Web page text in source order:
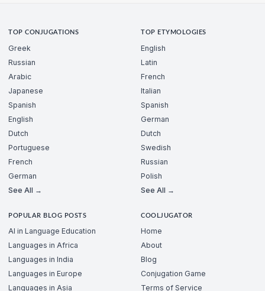
TOP CONJUGATIONS
Greek
Russian
Arabic
Japanese
Spanish
English
Dutch
Portuguese
French
German
See All →
TOP ETYMOLOGIES
English
Latin
French
Italian
Spanish
German
Dutch
Swedish
Russian
Polish
See All →
POPULAR BLOG POSTS
AI in Language Education
Languages in Africa
Languages in India
Languages in Europe
Languages in Asia
COOLJUGATOR
Home
About
Blog
Conjugation Game
Terms of Service